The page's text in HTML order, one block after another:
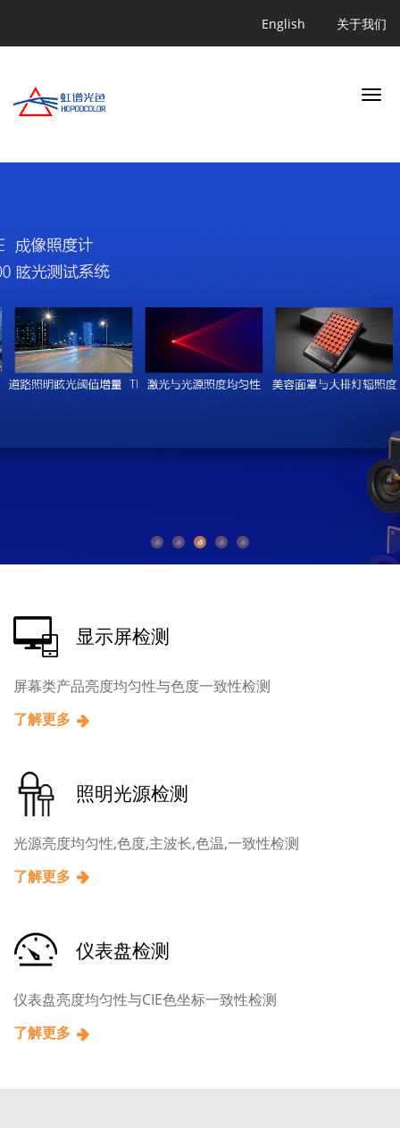
English 关于我们
行业
产品
学习
显示屏检测
屏幕类产品亮度均匀性与色度一致性检测
了解更多
照明光源检测
光源亮度均匀性,色度,主波长,色温,一致性检测
了解更多
仪表盘检测
仪表盘亮度均匀性与CIE色坐标一致性检测
了解更多